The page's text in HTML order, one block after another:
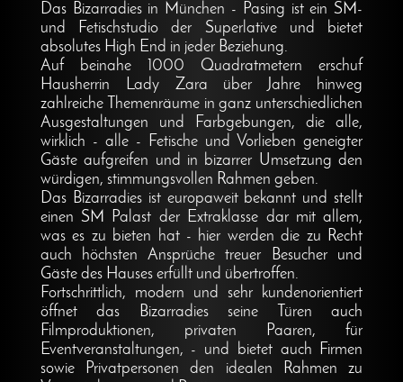
Das Bizarradies in München - Pasing ist ein SM-
und Fetischstudio der Superlative und bietet
absolutes High End in jeder Beziehung.
Auf beinahe 1000 Quadratmetern erschuf
Hausherrin Lady Zara über Jahre hinweg
zahlreiche Themenräume in ganz unterschiedlichen
Ausgestaltungen und Farbgebungen, die alle,
wirklich - alle - Fetische und Vorlieben geneigter
Gäste aufgreifen und in bizarrer Umsetzung den
würdigen, stimmungsvollen Rahmen geben.
Das Bizarradies ist europaweit bekannt und stellt
einen SM Palast der Extraklasse dar mit allem,
was es zu bieten hat - hier werden die zu Recht
auch höchsten Ansprüche treuer Besucher und
Gäste des Hauses erfüllt und übertroffen.
Fortschrittlich, modern und sehr kundenorientiert
öffnet das Bizarradies seine Türen auch
Filmproduktionen, privaten Paaren, für
Eventveranstaltungen, - und bietet auch Firmen
sowie Privatpersonen den idealen Rahmen zu